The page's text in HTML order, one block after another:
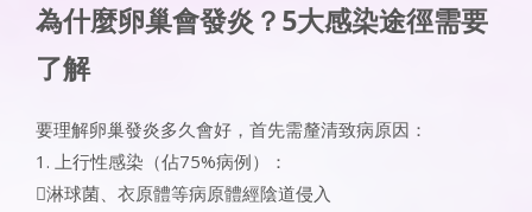
為什麼卵巢會發炎？5大感染途徑需要
了解
要理解卵巢發炎多久會好，首先需釐清致病原因：
1. 上行性感染（佔75%病例）：
淋球菌、衣原體等病原體經陰道侵入